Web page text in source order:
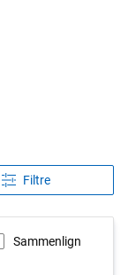
Filtre
Sammenlign